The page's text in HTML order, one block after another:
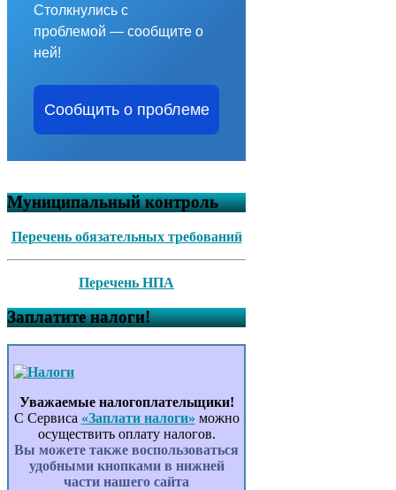
Столкнулись с
проблемой — сообщите о
ней!
Сообщить о проблеме
Муниципальный контроль
Перечень обязательных требований
Перечень НПА
Заплатите налоги!
Уважаемые налогоплательщики!
С Сервиса «Заплати налоги» можно
осуществить оплату налогов.
Вы можете также воспользоваться
удобными кнопками в нижней
части нашего сайта